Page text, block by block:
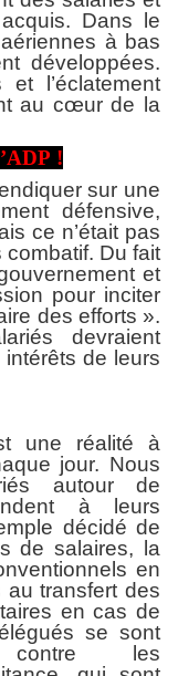
Dans le
à bas
développées.
l’éclatement
au cœur de la
!
sur une
défensive,
ce n’était pas
combatif. Du fait
et
pour inciter
des efforts ».
devraient
de leurs
une réalité à
jour. Nous
autour de
à leurs
décidé de
de salaires, la
en
au transfert des
en cas de
se sont
contre les